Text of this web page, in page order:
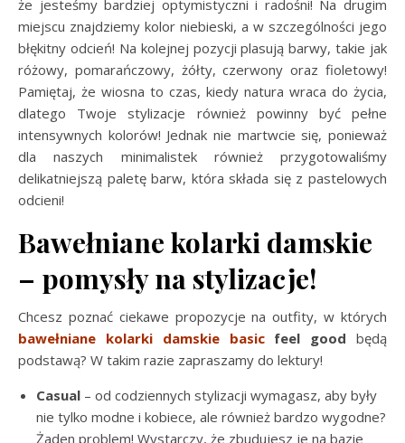
że jesteśmy bardziej optymistyczni i radośni! Na drugim
miejscu znajdziemy kolor niebieski, a w szczególności jego
błękitny odcień! Na kolejnej pozycji plasują barwy, takie jak
różowy, pomarańczowy, żółty, czerwony oraz fioletowy!
Pamiętaj, że wiosna to czas, kiedy natura wraca do życia,
dlatego Twoje stylizacje również powinny być pełne
intensywnych kolorów! Jednak nie martwcie się, ponieważ
dla naszych minimalistek również przygotowaliśmy
delikatniejszą paletę barw, która składa się z pastelowych
odcieni!
Bawełniane kolarki damskie
– pomysły na stylizacje!
Chcesz poznać ciekawe propozycje na outfity, w których
bawełniane kolarki damskie basicfeel good będą
podstawą? W takim razie zapraszamy do lektury!
Casual – od codziennych stylizacji wymagasz, aby były
nie tylko modne i kobiece, ale również bardzo wygodne?
Żaden problem! Wystarczy, że zbudujesz je na bazie